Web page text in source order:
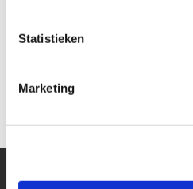
Statistieken
Marketing
Versturen